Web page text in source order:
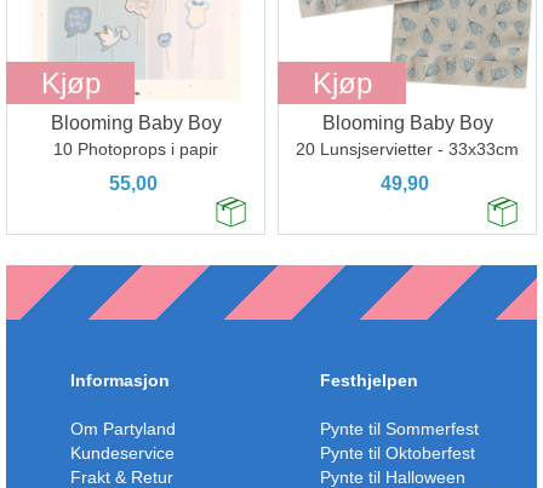
Kjøp
Blooming Baby Boy
10 Photoprops i papir
55,00
Kjøp
Blooming Baby Boy
20 Lunsjservietter - 33x33cm
49,90
Informasjon
Om Partyland
Kundeservice
Frakt & Retur
Festhjelpen
Pynte til Sommerfest
Pynte til Oktoberfest
Pynte til Halloween